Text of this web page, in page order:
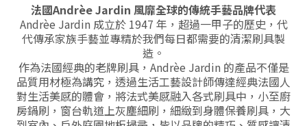
法國Andrèe Jardin 風靡全球的傳統手藝品牌代表
Andrèe Jardin 成立於 1947 年，超過一甲子的歷史，代
代傳承家族手藝並專精於我們每日都需要的清潔刷具製
造。
作為法國經典的老牌刷具，Andrèe Jardin 的產品不僅是
品質用材極為講究，透過生活工藝設計師傳達經典法國人
對生活美感的體會，將法式美感融入各式刷具中，小至廚
房鍋刷，窗台軌道上灰塵細刷，細緻到身體保養刷具，大